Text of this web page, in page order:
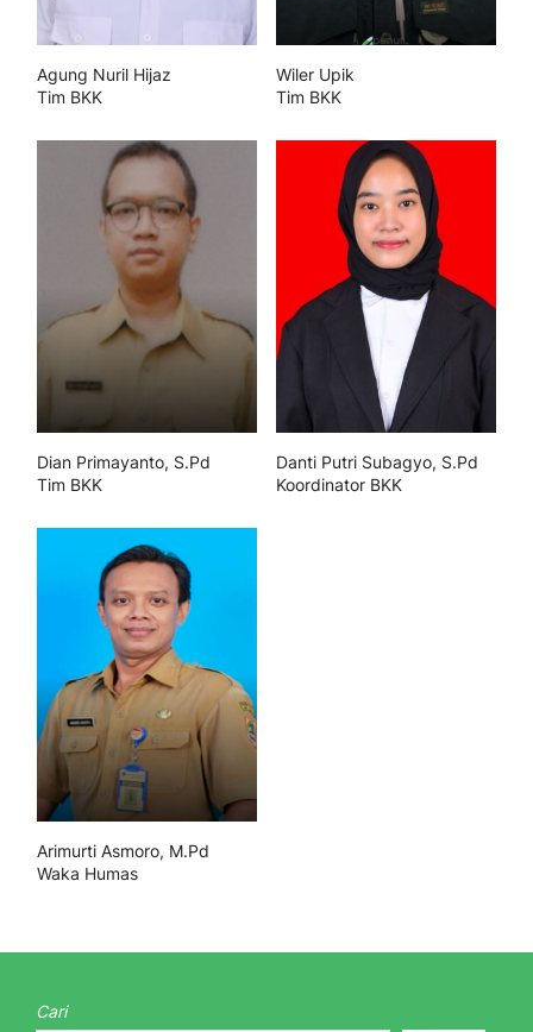
Agung Nuril Hijaz
Tim BKK
Wiler Upik
Tim BKK
Dian Primayanto, S.Pd
Tim BKK
Danti Putri Subagyo, S.Pd
Koordinator BKK
Arimurti Asmoro, M.Pd
Waka Humas
Cari